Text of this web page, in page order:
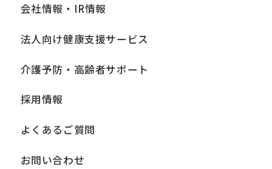
■個人情報の開示
当社は、お客様からお預かりした個人情
報は、正当な理由がある場合を除き、ご
しません。ただし、法令により当社がお
る場合、あらかじめ当社との間で秘密保
持契約を締結している業務委託先、およ
会社情報・IR情報
法人向け健康支援サービス
介護予防・高齢者サポート
採用情報
よくあるご質問
お問い合わせ